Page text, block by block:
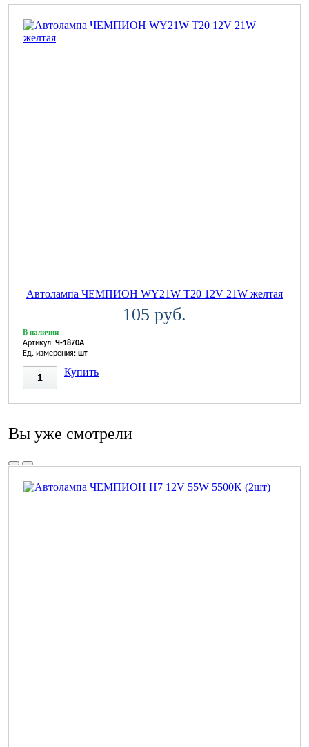
Автолампа ЧЕМПИОН WY21W T20 12V 21W желтая
105 руб.
В наличии
Артикул: Ч-1870A
Ед. измерения: шт
Купить
Вы уже смотрели